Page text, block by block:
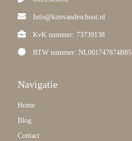
Info@kimvandeschoot.nl
KvK nummer: 73739138
BTW nummer: NL001747874B85
Navigatie
Home
Blog
Contact